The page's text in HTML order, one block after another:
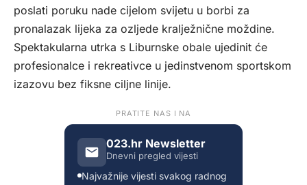
poslati poruku nade cijelom svijetu u borbi za
pronalazak lijeka za ozljede kralježnične moždine.
Spektakularna utrka s Liburnske obale ujedinit će
profesionalce i rekreativce u jedinstvenom sportskom
izazovu bez fiksne ciljne linije.
PRATITE NAS I NA
023.hr Newsletter
Dnevni pregled vijesti
Najvažnije vijesti svakog radnog